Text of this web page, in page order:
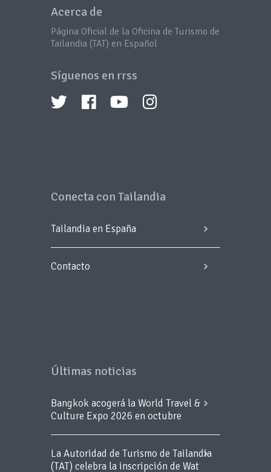
Acerca de
Página Oficial de la Oficina de Turismo de
Tailandia (TAT) en Español
Síguenos en rrss
Conecta con Tailandia
Tailandia en España
Contacto
Últimas noticias
Bangkok acogerá la World Travel &
Culture Expo 2026 en octubre
La Autoridad de Turismo de Tailandia
(TAT) celebra la inscripción de Wat